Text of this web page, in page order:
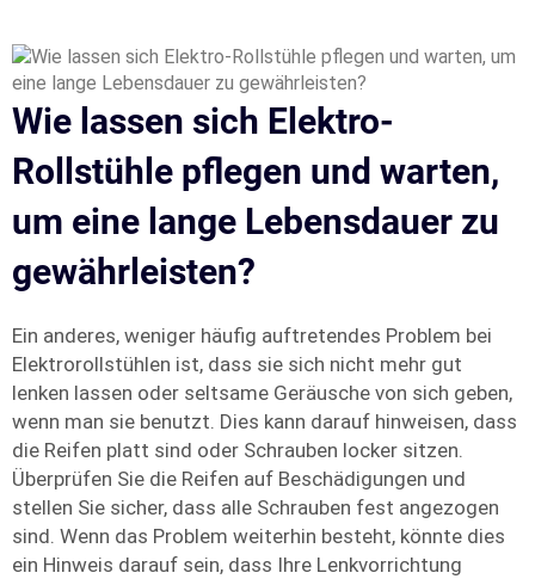
Wie lassen sich Elektro-
Rollstühle pflegen und warten,
um eine lange Lebensdauer zu
gewährleisten?
Ein anderes, weniger häufig auftretendes Problem bei
Elektrorollstühlen ist, dass sie sich nicht mehr gut
lenken lassen oder seltsame Geräusche von sich geben,
wenn man sie benutzt. Dies kann darauf hinweisen, dass
die Reifen platt sind oder Schrauben locker sitzen.
Überprüfen Sie die Reifen auf Beschädigungen und
stellen Sie sicher, dass alle Schrauben fest angezogen
sind. Wenn das Problem weiterhin besteht, könnte dies
ein Hinweis darauf sein, dass Ihre Lenkvorrichtung